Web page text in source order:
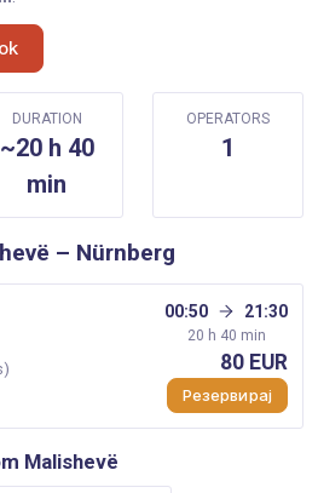
DURATION
~20 h 40
min
OPERATORS
1
– Nürnberg
00:50 21:30
20 h 40 min
80 EUR
Резервирај
Malishevë